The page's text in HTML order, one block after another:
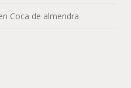
Coca de almendra